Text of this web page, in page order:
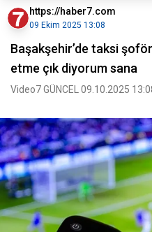
https://haber7.com
09 Ekim 2025 13:08
Başakşehir’de taksi
etme çık diyorum sana
Video7 GÜNCEL 09.10.2025